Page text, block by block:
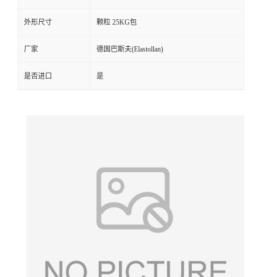
外形尺寸 颗粒 25KG包
厂家 德国巴斯夫(Elastollan)
是否进口 是